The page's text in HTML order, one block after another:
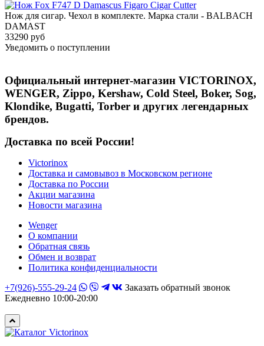
Нож для сигар. Чехол в комплекте. Марка стали - BALBACH
DAMAST
33290 руб
Уведомить о поступлении
Официальный интернет-магазин VICTORINOX,
WENGER, Zippo, Kershaw, Cold Steel, Boker, Sog,
Klondike, Bugatti, Torber и других легендарных
брендов.
Доставка по всей России!
Victorinox
Доставка и самовывоз в Московском регионе
Доставка по России
Акции магазина
Новости магазина
Wenger
О компании
Обратная связь
Обмен и возврат
Политика конфиденциальности
+7(926)-555-29-24
Заказать обратный звонок
Ежедневно 10:00-20:00